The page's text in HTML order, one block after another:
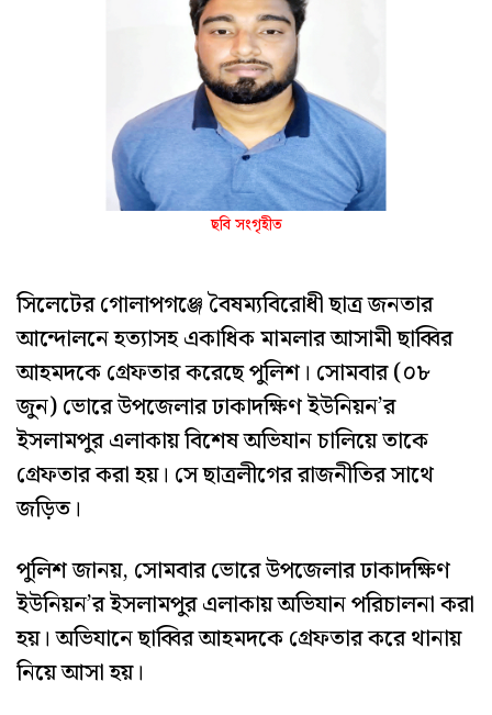
ছবি সংগৃহীত
সিলেটের গোলাপগঞ্জে বৈষম্যবিরোধী ছাত্র জনতার
আন্দোলনে হত্যাসহ একাধিক মামলার আসামী ছাব্বির
আহমদকে গ্রেফতার করেছে পুলিশ। সোমবার (০৮
জুন) ভোরে উপজেলার ঢাকাদক্ষিণ ইউনিয়ন’র
ইসলামপুর এলাকায় বিশেষ অভিযান চালিয়ে তাকে
গ্রেফতার করা হয়। সে ছাত্রলীগের রাজনীতির সাথে
জড়িত।
পুলিশ জানয়, সোমবার ভোরে উপজেলার ঢাকাদক্ষিণ
ইউনিয়ন’র ইসলামপুর এলাকায় অভিযান পরিচালনা করা
হয়। অভিযানে ছাব্বির আহমদকে গ্রেফতার করে থানায়
নিয়ে আসা হয়।